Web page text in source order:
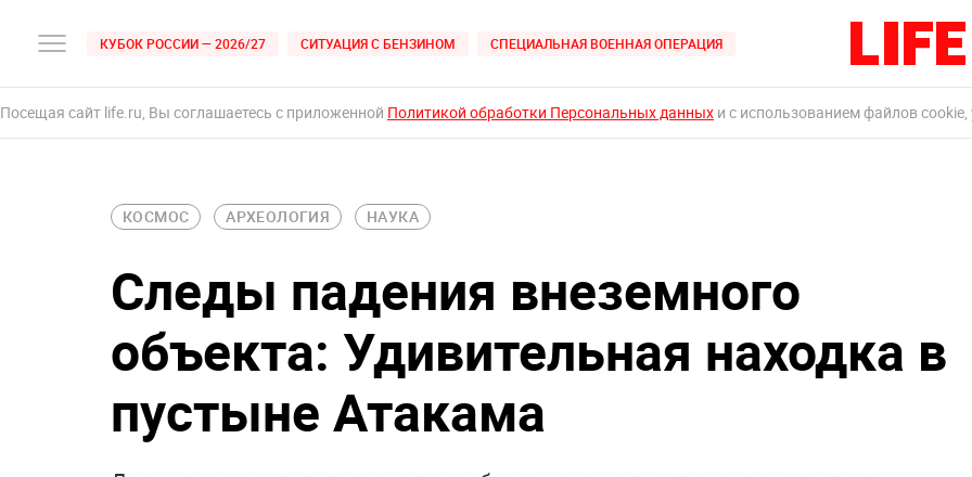
КУБОК РОССИИ — 2026/27 СИТУАЦИЯ С БЕНЗИНОМ СПЕЦИАЛЬНАЯ ВОЕННАЯ ОПЕРАЦИЯ
Посещая сайт life.ru, Вы соглашаетесь с приложенной Политикой обработки Персональных данных и с использованием файлов
КОСМОС АРХЕОЛОГИЯ НАУКА
Следы падения внеземного
объекта: Удивительная находка в
пустыне Атакама